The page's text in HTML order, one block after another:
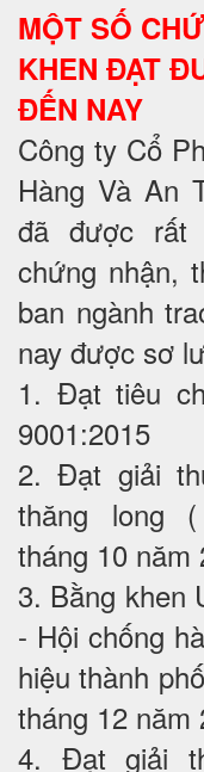
MỘT SỐ
KHEN ĐẠT
ĐẾN NAY
Công ty Cổ
Hàng Và An
đã được rất
chứng nhận,
ban ngành
nay được sơ
1. Đạt tiêu
9001:2015
2. Đạt giải
thăng long
tháng 10 năm
3. Bằng khen
- Hội chống
hiệu thành
tháng 12 năm
4. Đạt giải